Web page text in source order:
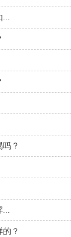
...
？
...
？